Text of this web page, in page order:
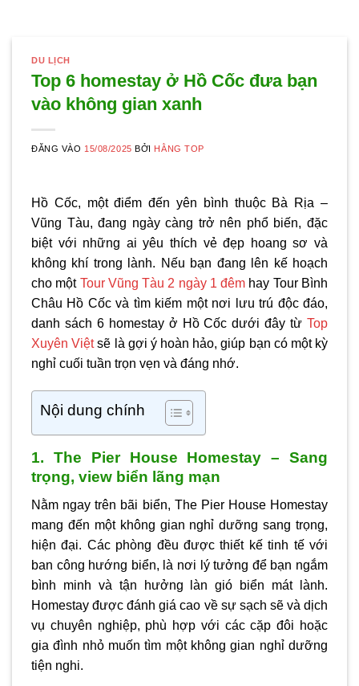
DU LỊCH
Top 6 homestay ở Hồ Cốc đưa bạn
vào không gian xanh
ĐĂNG VÀO 15/08/2025 BỞI HẰNG TOP
Hồ Cốc, một điểm đến yên bình thuộc Bà Rịa –
Vũng Tàu, đang ngày càng trở nên phổ biến, đặc
biệt với những ai yêu thích vẻ đẹp hoang sơ và
không khí trong lành. Nếu bạn đang lên kế hoạch
cho một Tour Vũng Tàu 2 ngày 1 đêm hay Tour Bình
Châu Hồ Cốc và tìm kiếm một nơi lưu trú độc đáo,
danh sách 6 homestay ở Hồ Cốc dưới đây từ Top
Xuyên Việtsẽ là gợi ý hoàn hảo, giúp bạn có một kỳ
nghỉ cuối tuần trọn vẹn và đáng nhớ.
Nội dung chính
1. The Pier House Homestay – Sang
trọng, view biển lãng mạn
Nằm ngay trên bãi biển, The Pier House Homestay
mang đến một không gian nghỉ dưỡng sang trọng,
hiện đại. Các phòng đều được thiết kế tinh tế với
ban công hướng biển, là nơi lý tưởng để bạn ngắm
bình minh và tận hưởng làn gió biển mát lành.
Homestay được đánh giá cao về sự sạch sẽ và dịch
vụ chuyên nghiệp, phù hợp với các cặp đôi hoặc
gia đình nhỏ muốn tìm một không gian nghỉ dưỡng
tiện nghi.